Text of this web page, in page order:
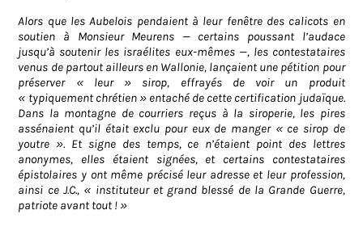
Alors que les Aubelois pendaient à leur fenêtre des calicots en
soutien à Monsieur Meurens — certains poussant l’audace
jusqu’à soutenir les israélites eux-mêmes —, les contestataires
venus de partout ailleurs en Wallonie, lançaient une pétition pour
préserver « leur » sirop, effrayés de voir un produit
« typiquement chrétien » entaché de cette certification judaïque.
Dans la montagne de courriers reçus à la siroperie, les pires
assénaient qu’il était exclu pour eux de manger « ce sirop de
youtre ». Et signe des temps, ce n’étaient point des lettres
anonymes, elles étaient signées, et certains contestataires
épistolaires y ont même précisé leur adresse et leur profession,
ainsi ce J.C., « instituteur et grand blessé de la Grande Guerre,
patriote avant tout ! »